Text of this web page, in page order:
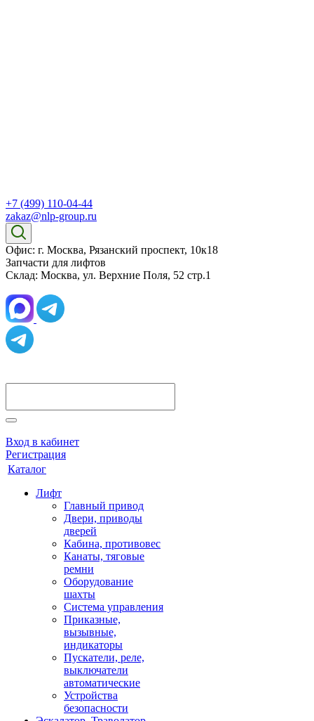
+7 (499) 110-04-44
zakaz@nlp-group.ru
Офис: г. Москва, Рязанский проспект, 10к18
Запчасти для лифтов
Склад: Москва, ул. Верхние Поля, 52 стр.1
Вход в кабинет
Регистрация
Каталог
Лифт
Главный привод
Двери, приводы
дверей
Кабина, противовес
Канаты, тяговые
ремни
Оборудование
шахты
Система управления
Приказные,
вызывные,
индикаторы
Пускатели, реле,
выключатели
автоматические
Устройства
безопасности